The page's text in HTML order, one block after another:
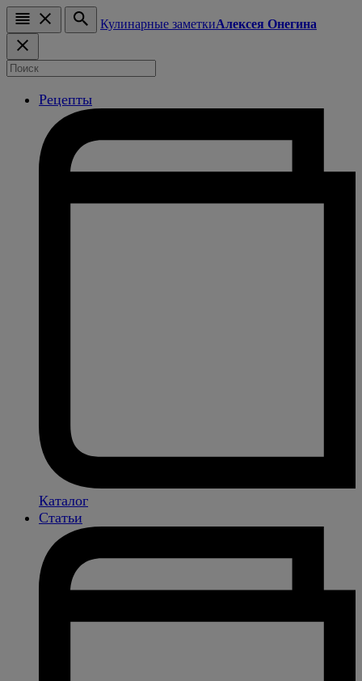
Кулинарные заметкиАлексея Онегина
Рецепты
Каталог
Статьи